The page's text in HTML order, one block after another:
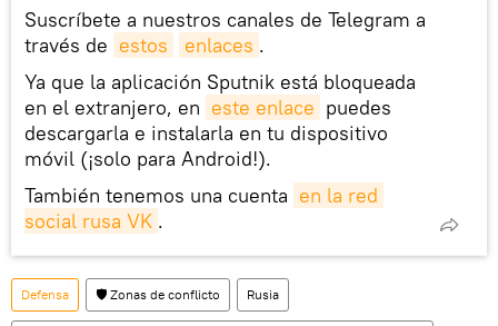
Suscríbete a nuestros canales de Telegram a
través de estos enlaces .
Ya que la aplicación Sputnik está bloqueada
en el extranjero, en este enlace puedes
descargarla e instalarla en tu dispositivo
móvil (¡solo para Android!).
También tenemos una cuenta en la red
social rusa VK .
Defensa 🛡️ Zonas de conflicto Rusia